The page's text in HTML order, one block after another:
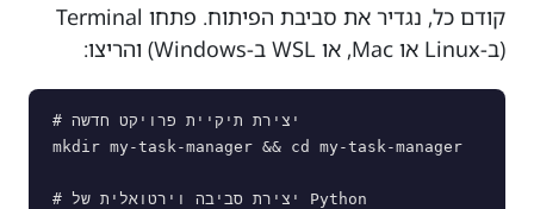
קודם כל, נגדיר את סביבת הפיתוח. פתחו Terminal
(ב-Linux או Mac, או WSL ב-Windows) והריצו:
# יצירת תיקיית פרויקט חדשה
mkdir my-task-manager && cd my-task-manager
# יצירת סביבה וירטואלית של Python